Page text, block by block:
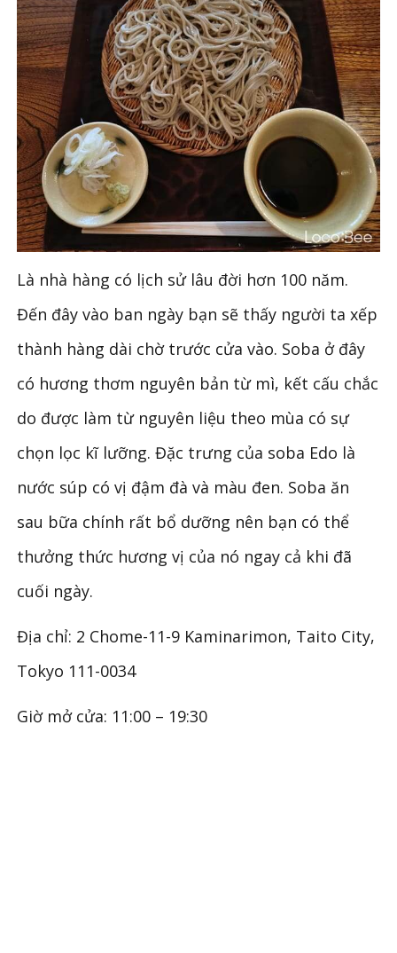
Là nhà hàng có lịch sử lâu đời hơn 100 năm.
Đến đây vào ban ngày bạn sẽ thấy người ta xếp
thành hàng dài chờ trước cửa vào. Soba ở đây
có hương thơm nguyên bản từ mì, kết cấu chắc
do được làm từ nguyên liệu theo mùa có sự
chọn lọc kĩ lưỡng. Đặc trưng của soba Edo là
nước súp có vị đậm đà và màu đen. Soba ăn
sau bữa chính rất bổ dưỡng nên bạn có thể
thưởng thức hương vị của nó ngay cả khi đã
cuối ngày.
Địa chỉ: 2 Chome-11-9 Kaminarimon, Taito City,
Tokyo 111-0034
Giờ mở cửa: 11:00 – 19:30